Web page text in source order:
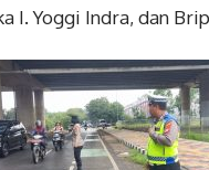
I. Yoggi Indra, dan